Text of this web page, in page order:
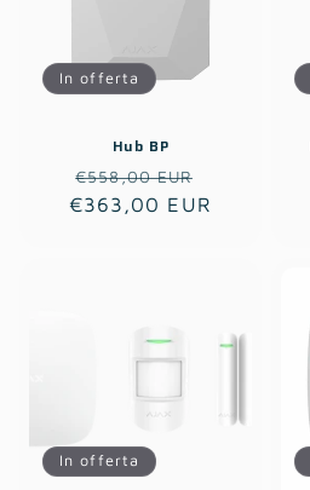
In offerta
Hub BP
Prezzo
di
€558,00 EUR
scontato
€363,00 EUR
In offerta